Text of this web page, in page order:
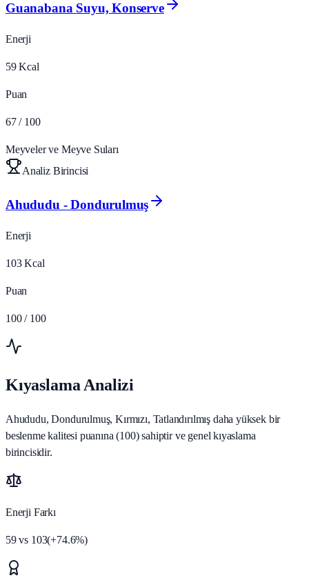
Guanabana Suyu, Konserve
Enerji
59 Kcal
Puan
67 / 100
Meyveler ve Meyve Suları
Analiz Birincisi
Ahududu - Dondurulmuş
Enerji
103 Kcal
Puan
100 / 100
Kıyaslama Analizi
Ahududu, Dondurulmuş, Kırmızı, Tatlandırılmış daha yüksek bir
beslenme kalitesi puanına (100) sahiptir ve genel kıyaslama
birincisidir.
Enerji Farkı
59vs 103(+74.6%)